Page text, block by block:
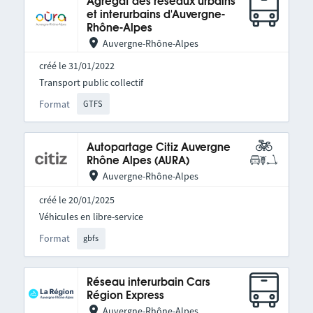
et interurbains d'Auvergne-
Rhône-Alpes
Auvergne-Rhône-Alpes
créé le 31/01/2022
Format GTFS
Transport public collectif
Autopartage Citiz Auvergne
Rhône Alpes (AURA)
Auvergne-Rhône-Alpes
créé le 20/01/2025
Format gbfs
Véhicules en libre-service
Réseau interurbain Cars
Région Express